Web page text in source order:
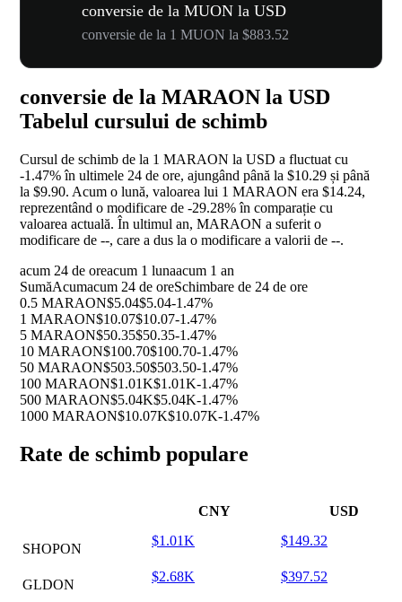
conversie de la MUON la USD
conversie de la 1 MUON la $883.52
conversie de la MARAON la USD
Tabelul cursului de schimb
Cursul de schimb de la 1 MARAON la USD a fluctuat cu
-1.47%în ultimele 24 de ore, ajungând până la $10.29 și până
la $9.90. Acum o lună, valoarea lui 1 MARAON era $14.24,
reprezentând o modificare de -29.28%în comparație cu
valoarea actuală. În ultimul an, MARAON a suferit o
modificare de --, care a dus la o modificare a valorii de --.
acum 24 de oreacum 1 lunaacum 1 an
SumăAcumacum 24 de oreSchimbare de 24 de ore
0.5 MARAON$5.04$5.04-1.47%
1 MARAON$10.07$10.07-1.47%
5 MARAON$50.35$50.35-1.47%
10 MARAON$100.70$100.70-1.47%
50 MARAON$503.50$503.50-1.47%
100 MARAON$1.01K$1.01K-1.47%
500 MARAON$5.04K$5.04K-1.47%
1000 MARAON$10.07K$10.07K-1.47%
Rate de schimb populare
CNY USD
SHOPON
$1.01K $149.32
GLDON
$2.68K $397.52